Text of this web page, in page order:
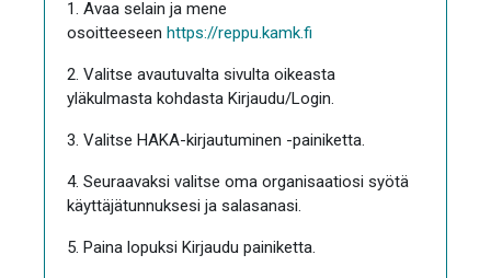
1. Avaa selain ja mene
osoitteeseenhttps://reppu.kamk.fi
2. Valitse avautuvalta sivulta oikeasta
yläkulmasta kohdasta Kirjaudu/Login.
3. Valitse HAKA-kirjautuminen -painiketta.
4. Seuraavaksi valitse oma organisaatiosi syötä
käyttäjätunnuksesi ja salasanasi.
5. Paina lopuksi Kirjaudu painiketta.